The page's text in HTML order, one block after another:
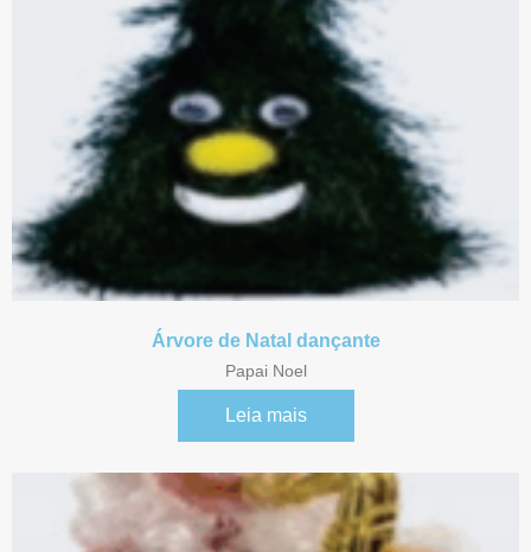
Árvore de Natal dançante
Papai Noel
Leia mais